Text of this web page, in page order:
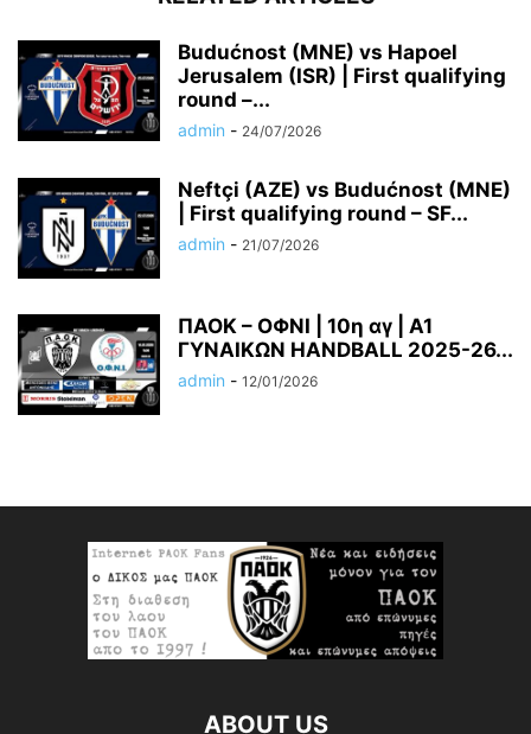
Budućnost (MNE) vs Hapoel
Jerusalem (ISR) | First qualifying
round –...
admin - 24/07/2026
Neftçi (AZE) vs Budućnost (MNE)
| First qualifying round – SF...
admin - 21/07/2026
ΠΑΟΚ – ΟΦΝΙ | 10η αγ | A1
ΓΥΝΑΙΚΩΝ HANDBALL 2025-26...
admin - 12/01/2026
ABOUT US